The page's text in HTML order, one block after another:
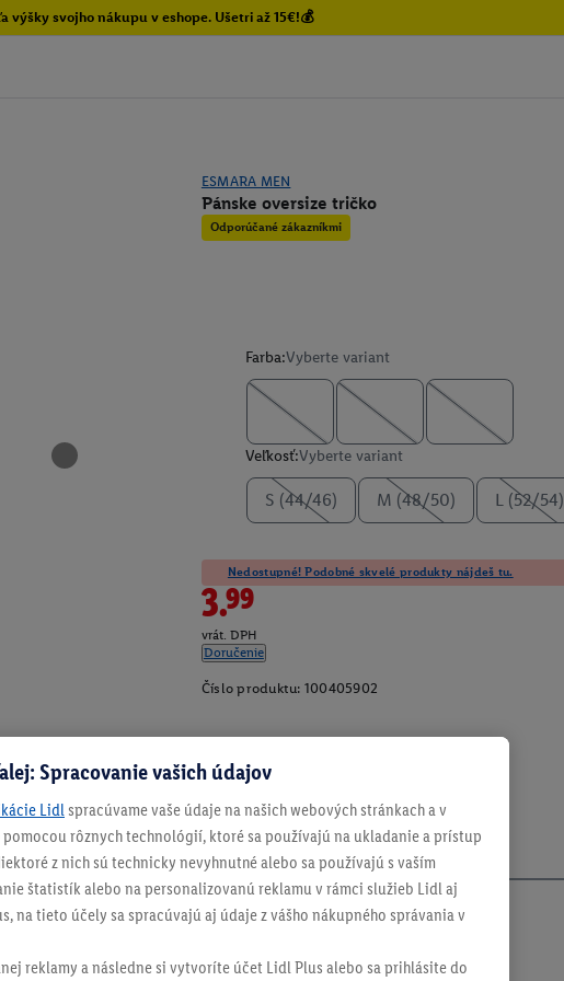
výšky svojho nákupu v eshope. Ušetri až 15€!💰
ESMARA MEN
Pánske oversize tričko
Odporúčané zákazníkmi
Farba:Vyberte variant
Veľkosť:Vyberte variant
S (44/46) M (48/50) L (52/54)
Nedostupné! Podobné skvelé produkty nájdeš tu.
3.99
vrát. DPH
Doručenie
Číslo produktu: 100405902
Spracovanie vašich údajov
Lidl spracúvame vaše údaje na našich webových stránkach a v
rôznych technológií, ktoré sa používajú na ukladanie a prístup
z nich sú technicky nevyhnutné alebo sa používajú s vaším
štatistík alebo na personalizovanú reklamu v rámci služieb Lidl aj
na tieto účely sa spracúvajú aj údaje z vášho nákupného správania v
reklamy a následne si vytvoríte účet Lidl Plus alebo sa prihlásite do